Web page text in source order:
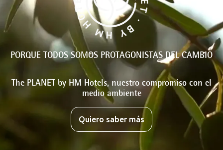
PORQUE TODOS SOMOS PROTAGONISTAS DEL CAMBIO
The PLANET by HM Hotels, nuestro compromiso con el
medio ambiente
Quiero saber más